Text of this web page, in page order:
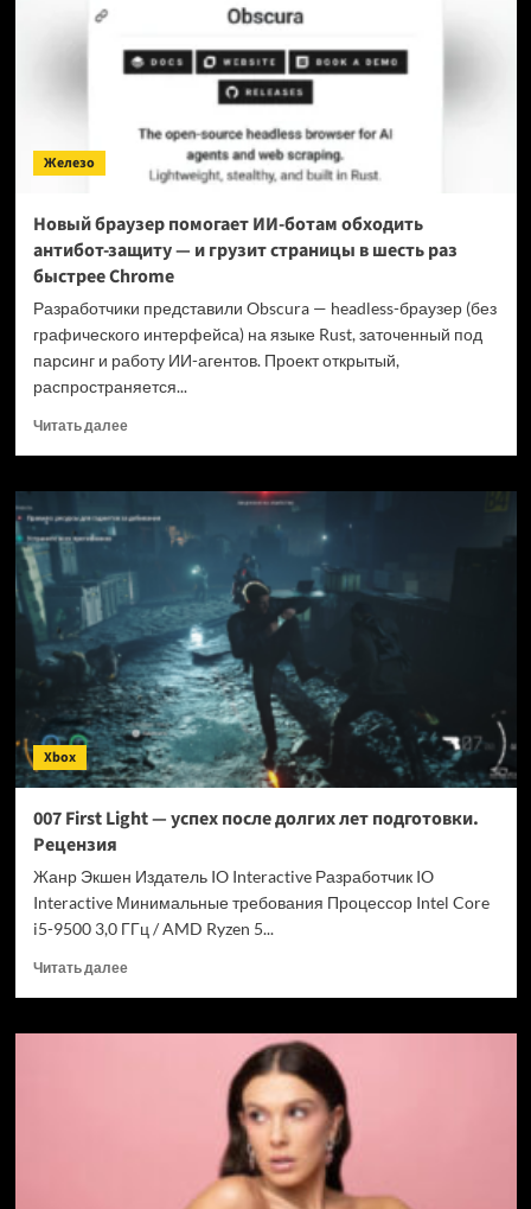
инструмент,
который
на
токены
раз
Железо
Новый браузер помогает ИИ-ботам обходить
антибот-защиту — и грузит страницы в шесть раз
быстрее Chrome
Разработчики представили Obscura — headless-браузер (без
графического интерфейса) на языке Rust, заточенный под
парсинг и работу ИИ-агентов. Проект открытый,
распространяется...
Читать далееПрочитать
Новый
браузер
помогает
ботам
обходить
антибот-
защиту
—
и
грузит
страницы
в
шесть
быстрее
Xbox
007 First Light — успех после долгих лет подготовки.
Рецензия
Жанр Экшен Издатель IO Interactive Разработчик IO
Interactive Минимальные требования Процессор Intel Core
i5-9500 3,0 ГГц / AMD Ryzen 5...
Читать далееПрочитать
007